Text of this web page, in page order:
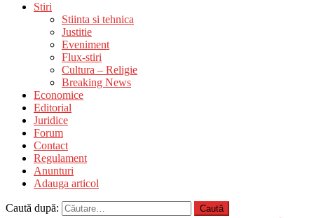
Stiri
Stiinta si tehnica
Justitie
Eveniment
Flux-stiri
Cultura – Religie
Breaking News
Economice
Editorial
Juridice
Forum
Contact
Regulament
Anunturi
Adauga articol
Caută după: